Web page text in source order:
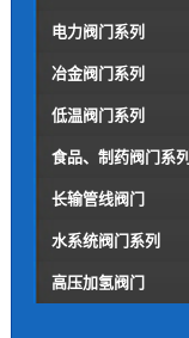
电力阀门系列
冶金阀门系列
低温阀门系列
食品、制药阀门系列
长输管线阀门
水系统阀门系列
高压加氢阀门